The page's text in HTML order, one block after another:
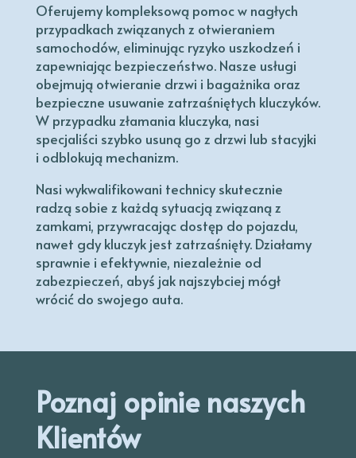
Oferujemy kompleksową pomoc w nagłych
przypadkach związanych z otwieraniem
samochodów, eliminując ryzyko uszkodzeń i
zapewniając bezpieczeństwo. Nasze usługi
obejmują otwieranie drzwi i bagażnika oraz
bezpieczne usuwanie zatrzaśniętych kluczyków.
W przypadku złamania kluczyka, nasi
specjaliści szybko usuną go z drzwi lub stacyjki
i odblokują mechanizm.
Nasi wykwalifikowani technicy skutecznie
radzą sobie z każdą sytuacją związaną z
zamkami, przywracając dostęp do pojazdu,
nawet gdy kluczyk jest zatrzaśnięty. Działamy
sprawnie i efektywnie, niezależnie od
zabezpieczeń, abyś jak najszybciej mógł
wrócić do swojego auta.
Poznaj opinie naszych
Klientów